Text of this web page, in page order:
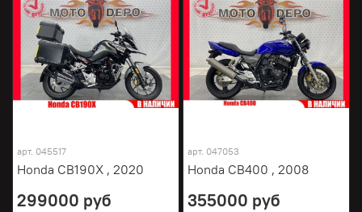
арт. 045517
Honda CB190X , 2020
299000 руб
арт. 047053
Honda CB400 , 2008
355000 руб